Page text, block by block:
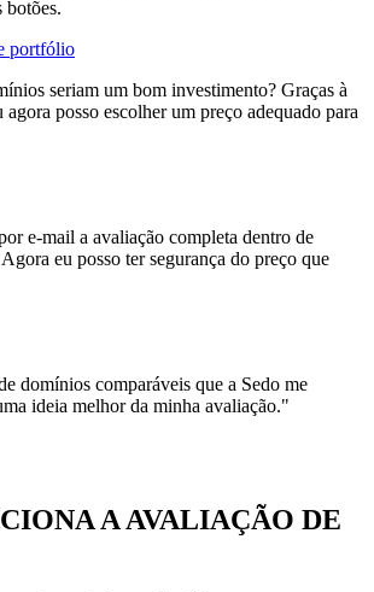
botões.
portfólio
seriam um bom investimento? Graças à
agora posso escolher um preço adequado para
e-mail a avaliação completa dentro de
eu posso ter segurança do preço que
domínios comparáveis que a Sedo me
ideia melhor da minha avaliação."
A AVALIAÇÃO DE